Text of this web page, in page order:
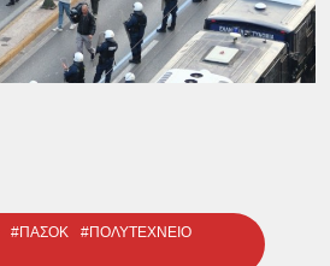
#ΠΑΣΟΚ
#ΠΟΛΥΤΕΧΝΕΙΟ